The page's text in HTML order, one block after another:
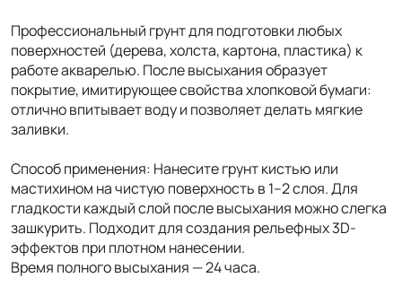
Профессиональный грунт для подготовки любых
поверхностей (дерева, холста, картона, пластика) к
работе акварелью. После высыхания образует
покрытие, имитирующее свойства хлопковой бумаги:
отлично впитывает воду и позволяет делать мягкие
заливки.
Способ применения: Нанесите грунт кистью или
мастихином на чистую поверхность в 1–2 слоя. Для
гладкости каждый слой после высыхания можно слегка
зашкурить. Подходит для создания рельефных 3D-
эффектов при плотном нанесении.
Время полного высыхания — 24 часа.